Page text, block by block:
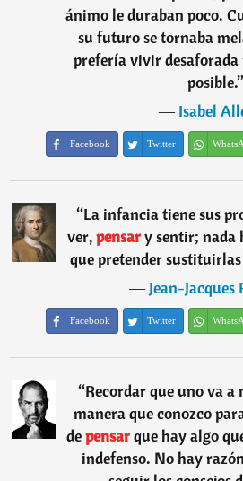
ánimo le duraban poco.
su futuro se tornaba
prefería vivir
posible.”
―Isabel
Facebook Twitter
“La infancia tiene sus
ver,pensary sentir; nada
que pretender
―Jean-Jacques
Facebook Twitter
“Recordar que uno va
manera que conozco
depensarque hay algo
indefenso. No hay